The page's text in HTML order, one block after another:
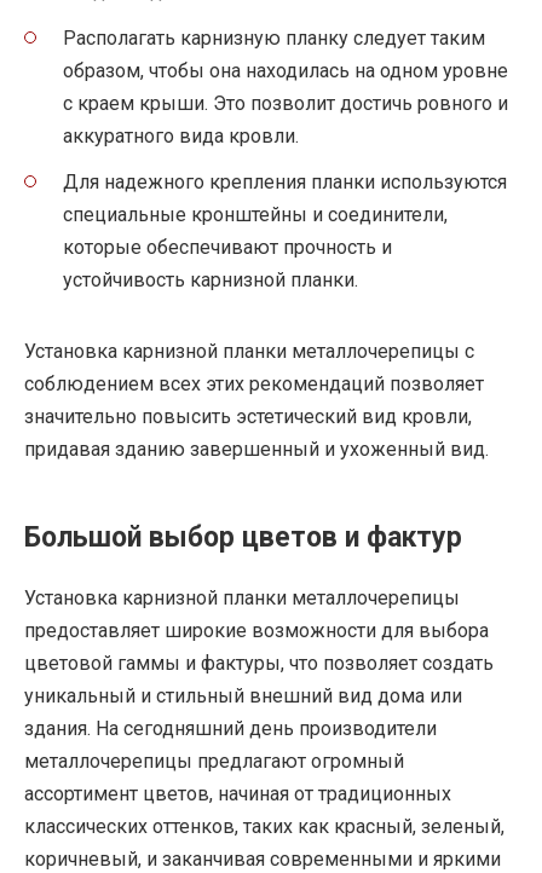
Располагать карнизную планку следует таким
образом, чтобы она находилась на одном уровне
с краем крыши. Это позволит достичь ровного и
аккуратного вида кровли.
Для надежного крепления планки используются
специальные кронштейны и соединители,
которые обеспечивают прочность и
устойчивость карнизной планки.
Установка карнизной планки металлочерепицы с
соблюдением всех этих рекомендаций позволяет
значительно повысить эстетический вид кровли,
придавая зданию завершенный и ухоженный вид.
Большой выбор цветов и фактур
Установка карнизной планки металлочерепицы
предоставляет широкие возможности для выбора
цветовой гаммы и фактуры, что позволяет создать
уникальный и стильный внешний вид дома или
здания. На сегодняшний день производители
металлочерепицы предлагают огромный
ассортимент цветов, начиная от традиционных
классических оттенков, таких как красный, зеленый,
коричневый, и заканчивая современными и яркими